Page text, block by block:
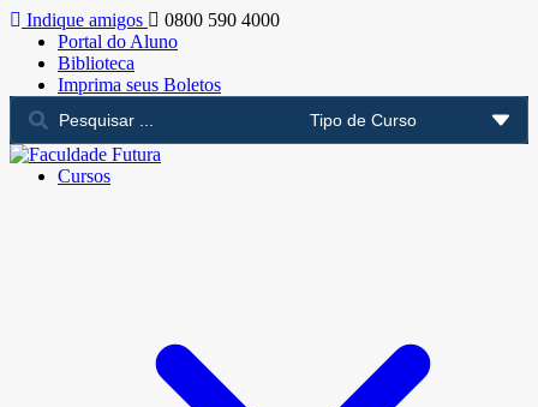
Indique amigos
0800 590 4000
Portal do Aluno
Biblioteca
Imprima seus Boletos
Cursos